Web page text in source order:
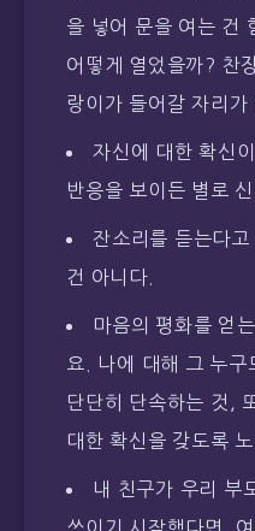
을 넣어 문을 여는 건
어떻게 열었을까? 찬
랑이가 들어갈 자리가
자신에 대한 확신
반응을 보이든 별로
잔소리를 듣는다
건 아니다.
마음의 평화를 얻
요. 나에 대해 그 누구
단단히 단속하는 것,
대한 확신을 갖도록 노
내 친구가 우리 부